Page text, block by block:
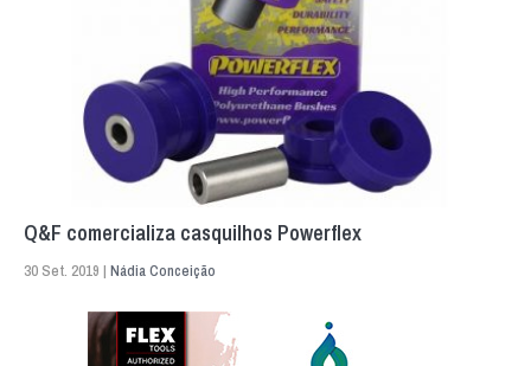
Q&F comercializa casquilhos Powerflex
30 Set. 2019 | Nádia Conceição